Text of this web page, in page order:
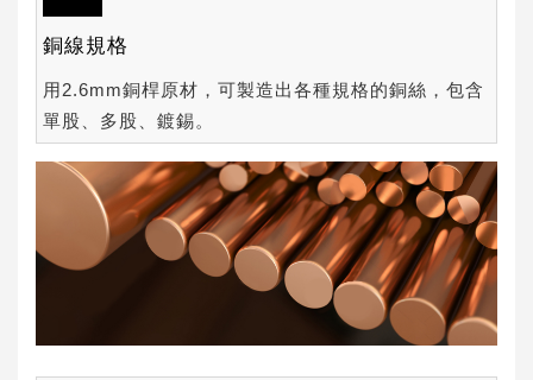
銅線規格
用2.6mm銅桿原材，可製造出各種規格的銅絲，包含
單股、多股、鍍錫。